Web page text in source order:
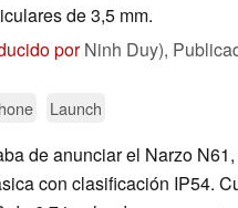
de 3,5 mm.
porNinh Duy),
Launch
de anunciar el Narzo
con clasificación IP54.